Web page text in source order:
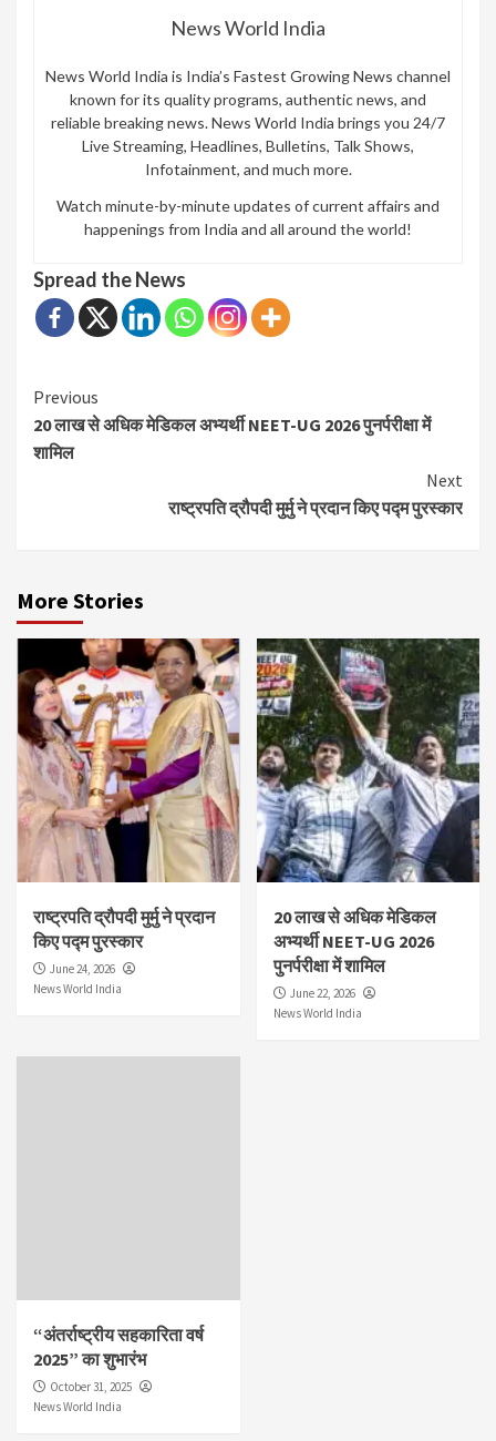
News World India
News World India is India’s Fastest Growing News channel
known for its quality programs, authentic news, and
reliable breaking news. News World India brings you 24/7
Live Streaming, Headlines, Bulletins, Talk Shows,
Infotainment, and much more.
Watch minute-by-minute updates of current affairs and
happenings from India and all around the world!
Spread the News
Continue
Reading
Previous
20 लाख से अधिक मेडिकल अभ्यर्थी NEET-UG 2026 पुनर्परीक्षा में
शामिल
Next
राष्ट्रपति द्रौपदी मुर्मु ने प्रदान किए पद्म पुरस्कार
More Stories
राष्ट्रपति द्रौपदी मुर्मु ने प्रदान
किए पद्म पुरस्कार
June 24, 2026
News World India
20 लाख से अधिक मेडिकल
अभ्यर्थी NEET-UG 2026
पुनर्परीक्षा में शामिल
June 22, 2026
News World India
“अंतर्राष्ट्रीय सहकारिता वर्ष
2025” का शुभारंभ
October 31, 2025
News World India